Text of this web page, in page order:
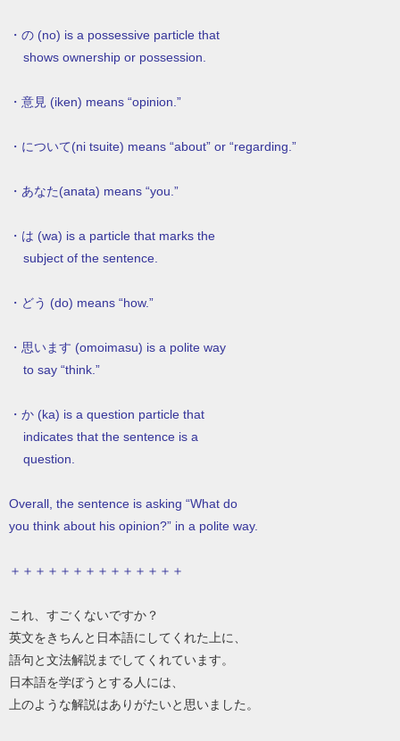
・の (no) is a possessive particle that
shows ownership or possession.
・意見 (iken) means “opinion.”
・について(ni tsuite) means “about” or “regarding.”
・あなた(anata) means “you.”
・は (wa) is a particle that marks the
subject of the sentence.
・どう (do) means “how.”
・思います (omoimasu) is a polite way
to say “think.”
・か (ka) is a question particle that
indicates that the sentence is a
question.
Overall, the sentence is asking “What do
you think about his opinion?” in a polite way.
＋＋＋＋＋＋＋＋＋＋＋＋＋＋
これ、すごくないですか？
英文をきちんと日本語にしてくれた上に、
語句と文法解説までしてくれています。
日本語を学ぼうとする人には、
上のような解説はありがたいと思いました。